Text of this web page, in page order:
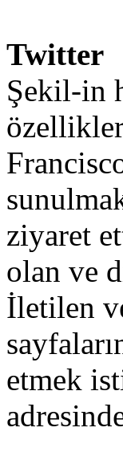
Twitter
Şekil-in
ziyaret
olan ve
İletilen
etmek